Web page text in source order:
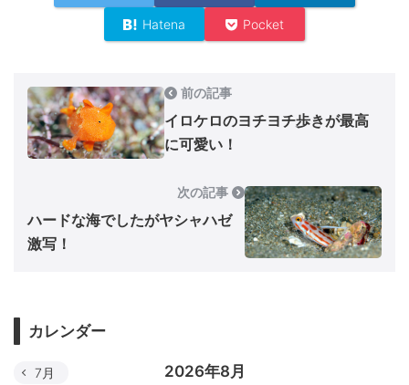
Hatena Pocket
前の記事
イロケロのヨチヨチ歩きが最高
に可愛い！
次の記事
ハードな海でしたがヤシャハゼ
激写！
カレンダー
2026年8月
7月